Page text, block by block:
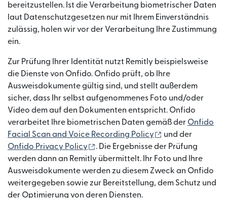
bereitzustellen. Ist die Verarbeitung biometrischer Daten
laut Datenschutzgesetzen nur mit Ihrem Einverständnis
zulässig, holen wir vor der Verarbeitung Ihre Zustimmung
ein.
Zur Prüfung Ihrer Identität nutzt Remitly beispielsweise
die Dienste von Onfido. Onfido prüft, ob Ihre
Ausweisdokumente gültig sind, und stellt außerdem
sicher, dass Ihr selbst aufgenommenes Foto und/oder
Video dem auf den Dokumenten entspricht. Onfido
verarbeitet Ihre biometrischen Daten gemäß der Onfido
Facial Scan and Voice Recording Policy
(wird in einem
und der
Onfido Privacy Policy
(wird in einem neuen Fenster
. Die Ergebnisse der Prüfung
werden dann an Remitly übermittelt. Ihr Foto und Ihre
Ausweisdokumente werden zu diesem Zweck an Onfido
weitergegeben sowie zur Bereitstellung, dem Schutz und
der Optimierung von deren Diensten.